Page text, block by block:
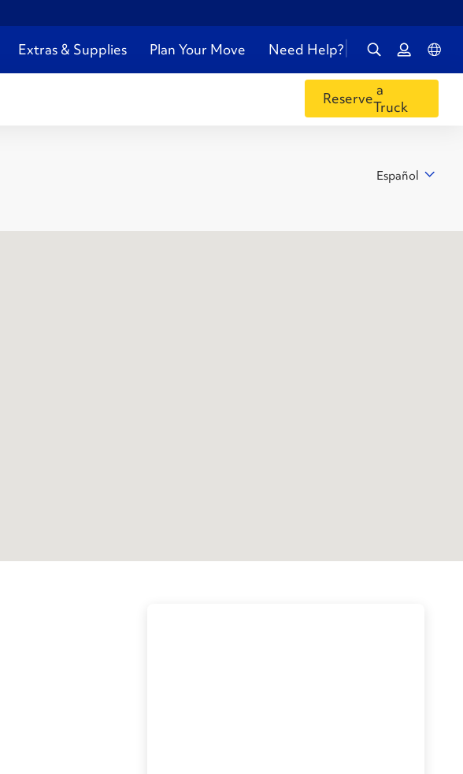
Extras & Supplies Plan Your Move Need Help?
Reservea
Truck
Español